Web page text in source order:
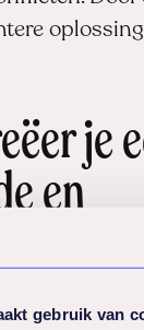
gebruik van
je
en